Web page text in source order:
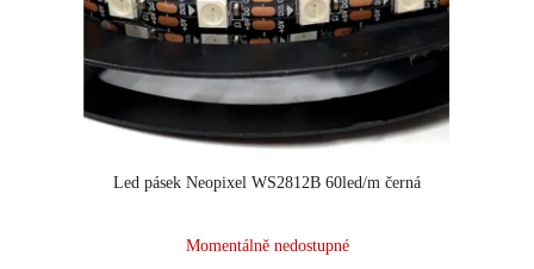
Led pásek Neopixel WS2812B 60led/m černá
hodnocení
Momentálně nedostupné